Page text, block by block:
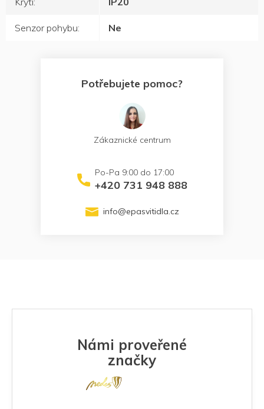
Senzor pohybu: Ne
Potřebujete pomoc?
Zákaznické centrum
+420 731 948 888
info@epasvitidla.cz
Námi proveřené
značky